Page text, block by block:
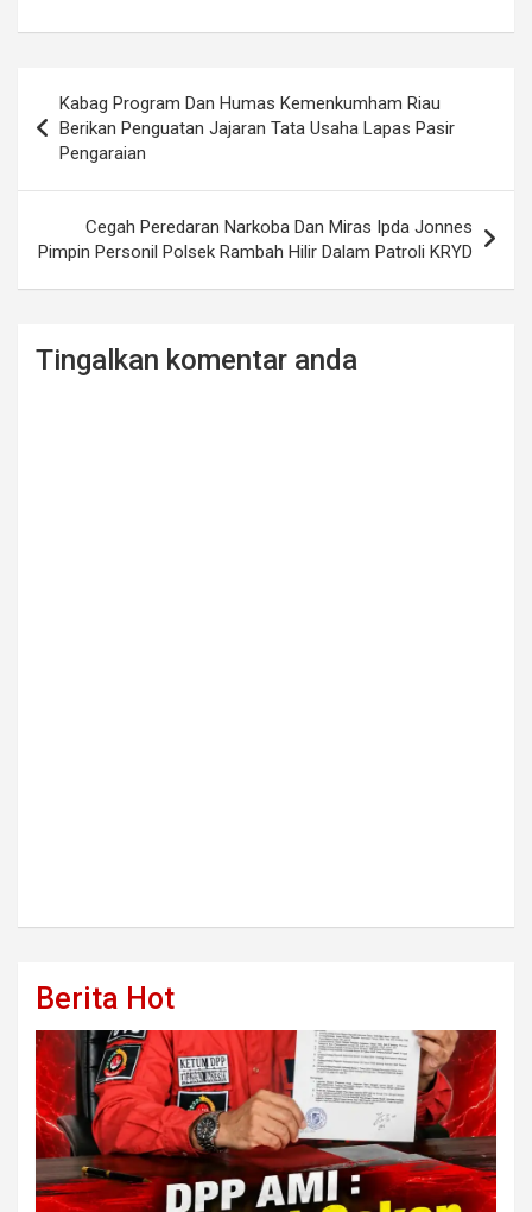
navigation
Kabag Program Dan Humas Kemenkumham Riau
Berikan Penguatan Jajaran Tata Usaha Lapas Pasir
Pengaraian
Cegah Peredaran Narkoba Dan Miras Ipda Jonnes
Pimpin Personil Polsek Rambah Hilir Dalam Patroli KRYD
Tingalkan komentar anda
Berita Hot